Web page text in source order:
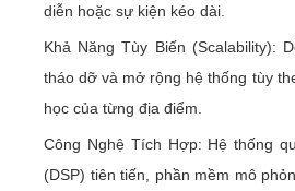
diễn hoặc sự kiện kéo dài.
Khả Năng Tùy Biến (Scalability):
tháo dỡ và mở rộng hệ thống tùy
học của từng địa điểm.
Công Nghệ Tích Hợp: Hệ thống
(DSP) tiên tiến, phần mềm mô